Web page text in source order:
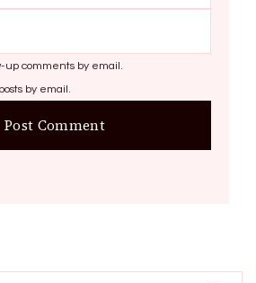
up comments by email.
by email.